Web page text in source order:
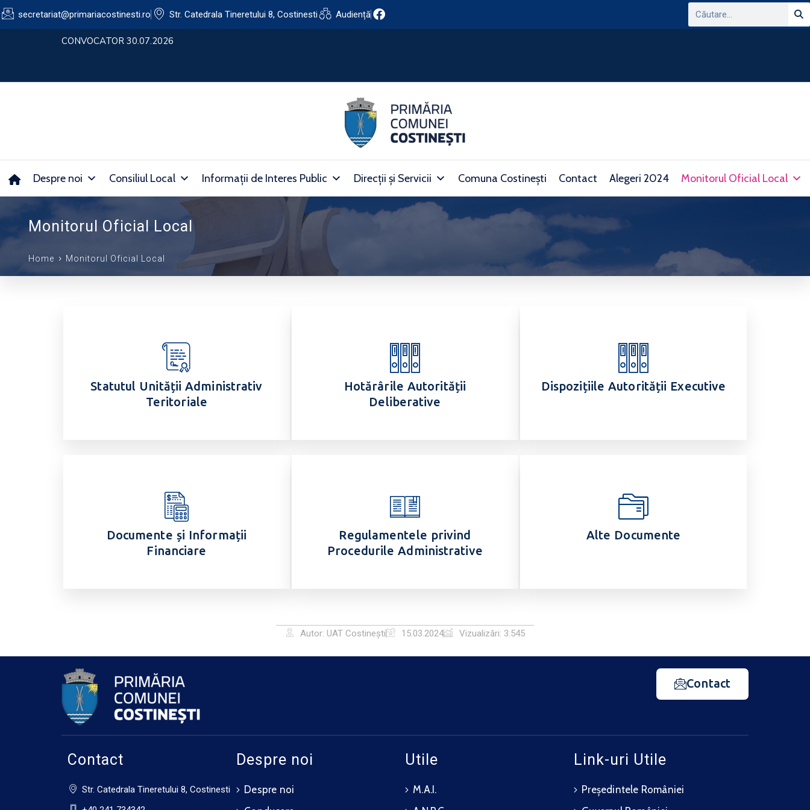
secretariat@primariacostinesti.ro​ Str. Catedrala Tineretului 8, Costinesti Audiență
CONVOCATOR 30.07.2026
Despre noi Consiliul Local Informații de Interes Public Direcții și Servicii Comuna Costinești Contact Alegeri 2024 Monitorul Oficial Local
Monitorul Oficial Local
Home Monitorul Oficial Local
Statutul Unității Administrativ
Teritoriale
Hotărârile Autorității
Deliberative
Dispozițiile Autorității Executive
Documente și Informații
Financiare
Regulamentele privind
Procedurile Administrative
Alte Documente
Autor: UAT Costinești 15.03.2024 Vizualizări: 3.545
Contact
Contact
Str. Catedrala Tineretului 8, Costinesti
Despre noi
Despre noi
Utile
M.A.I.
Link-uri Utile
Președintele României